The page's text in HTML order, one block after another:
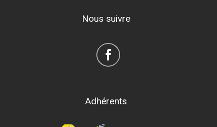
Nous suivre
Adhérents